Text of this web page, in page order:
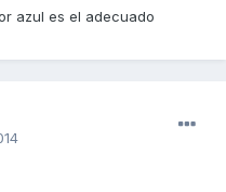
azul es el adecuado